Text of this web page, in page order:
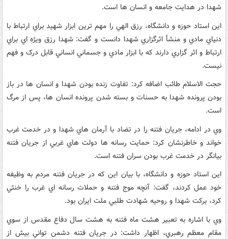
شهدا در هدايت جامعه و انسان ها است.
اين استاد حوزه و دانشگاه، رزق الهي را مهم ترين ابزار شهيد براي ارتباط با
دنياي مادي و منشأ اثرگزاري شهدا دانست و گفت: شهدا رزق ويژه اي براي
ارتباط و اثر گزاري دارند که با ابزار مادي و جسماني انساني قابل درک و فهم
نيست.
حجت الاسلام طائب اضافه کرد: تفاوت زنده بودن شهدا و انسان ها در باز
بودن پرونده شهدا به حسنات و بسته شدن پرونده انسان ها، پس از مرگ
است.
وي در ادامه، جريان فتنه را در تضاد با آرمان هاي شهدا و در خدمت غرب
خواند و خاطرنشان کرد: حمايت رسانه ها دولت هاي غربي از جريان فتنه
بيانگر در خدمت غرب بودن سران فتنه است.
اين استاد حوزه و دانشگاه، با بيان اين که در جريان فتنه مردم به وظيفه
خود عمل کردند، گفت: آنچه موج فتنه و حملات رسانه اي غرب را خنثي
کرد، برکت شهدا و روحيه شهادت طلبي ملت ايران بود.
وي با اشاره به تعبير هشت ماه فتنه به هشت سال دفاع مقدس از سوي
مقام معظم رهبري، اظهار داشت: در جريان فتنه دشمن تواني بيش از